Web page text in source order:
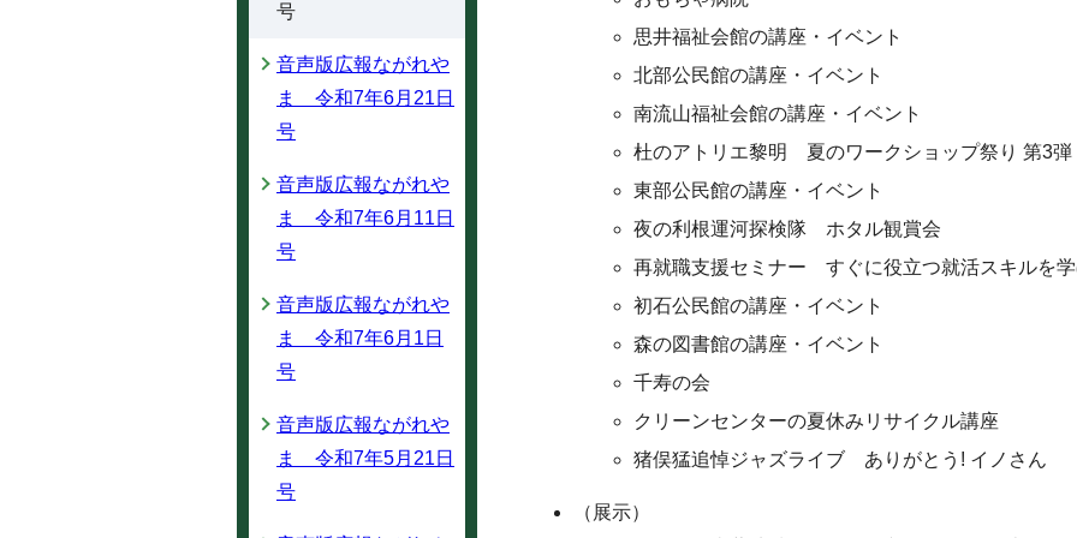
思井福祉会館の講座・イベント
北部公民館の講座・イベント
南流山福祉会館の講座・イベント
杜のアトリエ黎明 夏のワークショップ祭り 第3弾
東部公民館の講座・イベント
夜の利根運河探検隊 ホタル観賞会
再就職支援セミナー すぐに役立つ就活スキルを
初石公民館の講座・イベント
森の図書館の講座・イベント
千寿の会
クリーンセンターの夏休みリサイクル講座
猪俣猛追悼ジャズライブ ありがとう! イノさん
（展示）
号
音声版広報ながれや
ま 令和7年6月21日
号
音声版広報ながれや
ま 令和7年6月11日
号
音声版広報ながれや
ま 令和7年6月1日
号
音声版広報ながれや
ま 令和7年5月21日
号